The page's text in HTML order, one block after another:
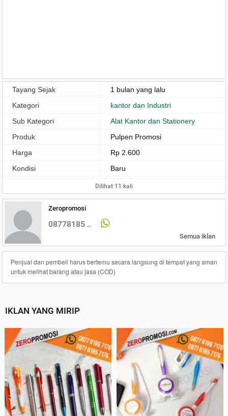
Tayang Sejak
1 bulan yang lalu
Kategori
kantor dan Industri
Sub Kategori
Alat Kantor dan Stationery
Produk
Pulpen Promosi
Harga
Rp 2.600
Kondisi
Baru
Dilihat 11 kali
Zeropromosi
08778185 ..
Semua iklan
Penjual dan pembeli harus bertemu secara langsung di tempat yang aman
untuk melihat barang atau jasa (COD)
IKLAN YANG MIRIP